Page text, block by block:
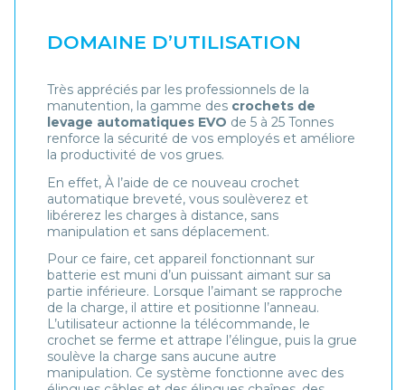
DOMAINE D’UTILISATION
Très appréciés par les professionnels de la
manutention, la gamme des crochets de
levage automatiques EVO de 5 à 25 Tonnes
renforce la sécurité de vos employés et améliore
la productivité de vos grues.
En effet, À l’aide de ce nouveau crochet
automatique breveté, vous soulèverez et
libérerez les charges à distance, sans
manipulation et sans déplacement.
Pour ce faire, cet appareil fonctionnant sur
batterie est muni d’un puissant aimant sur sa
partie inférieure. Lorsque l’aimant se rapproche
de la charge, il attire et positionne l’anneau.
L’utilisateur actionne la télécommande, le
crochet se ferme et attrape l’élingue, puis la grue
soulève la charge sans aucune autre
manipulation. Ce système fonctionne avec des